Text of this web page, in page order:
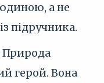
а не
підручника.
Природа
герой. Вона